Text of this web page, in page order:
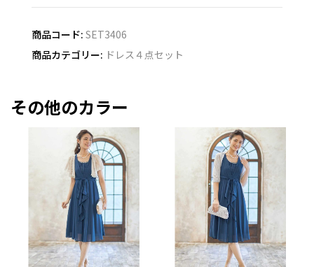
商品コード: SET3406
商品カテゴリー: ドレス４点セット
その他のカラー